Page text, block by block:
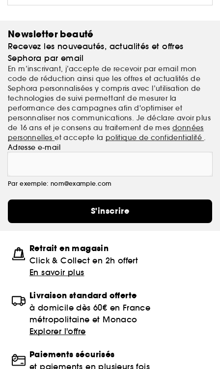
Newsletter beauté
Recevez les nouveautés, actualités et offres
Sephora par email
En m’inscrivant, j’accepte de recevoir par email mon
code de réduction ainsi que les offres et actualités de
Sephora personnalisées y compris avec l’utilisation de
technologies de suivi permettant de mesurer la
performance des campagnes afin d'optimiser et
personnaliser nos communications. Je déclare avoir plus
de 16 ans et je consens au traitement de mes données
personnelleset accepte la politique de confidentialité .
Adresse e-mail
Par exemple: nom@example.com
S'inscrire
Retrait en magasin
Click & Collect en 2h offert
En savoir plus
Livraison standard offerte
à domicile dès 60€ en France
métropolitaine et Monaco
Explorer l'offre
Paiements sécurisés
et paiements en plusieurs fois